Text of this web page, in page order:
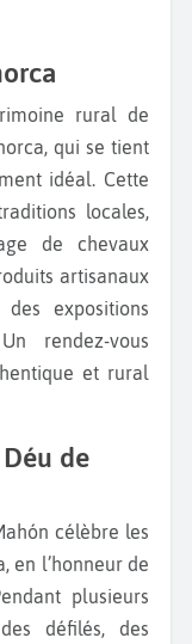
qui se tient
idéal. Cette
locales,
de chevaux
artisanaux
expositions
rendez-vous
et rural
en l’honneur de
plusieurs
défilés, des